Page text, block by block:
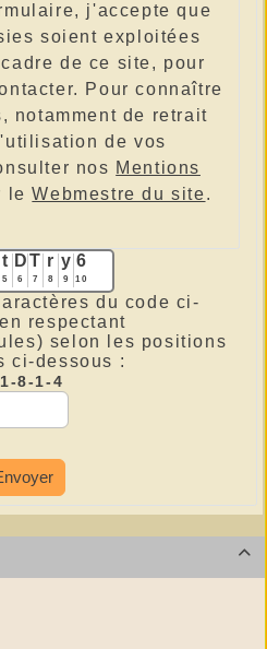

j'accepte que
soient exploitées
de ce site, pour
Pour connaître
notamment de retrait
de vos
nos Mentions
leWebmestre du site.
t
5
D
6
T
7
r
8
y
9
6
10
du code ci-
respectant
ci-dessous :
8-1-4